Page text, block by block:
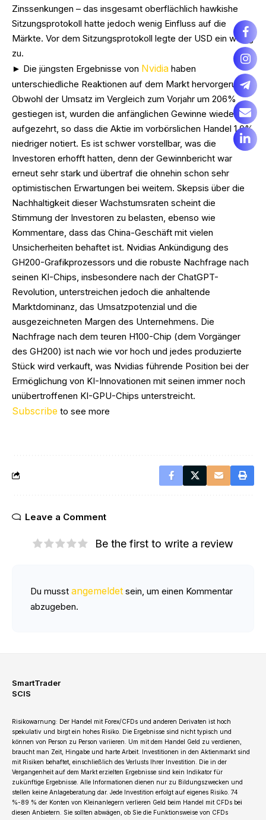
Zinssenkungen – das insgesamt oberflächlich hawkishe
Sitzungsprotokoll hatte jedoch wenig Einfluss auf die
Märkte. Vor dem Sitzungsprotokoll legte der USD ein wenig
zu.
► Die jüngsten Ergebnisse von Nvidia haben
unterschiedliche Reaktionen auf dem Markt hervorgerufen.
Obwohl der Umsatz im Vergleich zum Vorjahr um 206%
gestiegen ist, wurden die anfänglichen Gewinne wieder
aufgezehrt, so dass die Aktie im vorbörslichen Handel 1,0%
niedriger notiert. Es ist schwer vorstellbar, was die
Investoren erhofft hatten, denn der Gewinnbericht war
erneut sehr stark und übertraf die ohnehin schon sehr
optimistischen Erwartungen bei weitem. Skepsis über die
Nachhaltigkeit dieser Wachstumsraten scheint die
Stimmung der Investoren zu belasten, ebenso wie
Kommentare, dass das China-Geschäft mit vielen
Unsicherheiten behaftet ist. Nvidias Ankündigung des
GH200-Grafikprozessors und die robuste Nachfrage nach
seinen KI-Chips, insbesondere nach der ChatGPT-
Revolution, unterstreichen jedoch die anhaltende
Marktdominanz, das Umsatzpotenzial und die
ausgezeichneten Margen des Unternehmens. Die
Nachfrage nach dem teuren H100-Chip (dem Vorgänger
des GH200) ist nach wie vor hoch und jedes produzierte
Stück wird verkauft, was Nvidias führende Position bei der
Ermöglichung von KI-Innovationen mit seinen immer noch
unübertroffenen KI-GPU-Chips unterstreicht.
Subscribe to see more
Leave a Comment
Be the first to write a review
Du musst angemeldet sein, um einen Kommentar
abzugeben.
SmartTrader
SCIS
Risikowarnung: Der Handel mit Forex/CFDs und anderen Derivaten ist hoch
spekulativ und birgt ein hohes Risiko. Die Ergebnisse sind nicht typisch und
können von Person zu Person variieren. Um mit dem Handel Geld zu verdienen,
braucht man Zeit, Hingabe und harte Arbeit. Investitionen in den Aktienmarkt sind
mit Risiken behaftet, einschließlich des Verlusts Ihrer Investition. Die in der
Vergangenheit auf dem Markt erzielten Ergebnisse sind kein Indikator für
zukünftige Ergebnisse. Alle Informationen dienen nur zu Bildungszwecken und
stellen keine Anlageberatung dar. Jede Investition erfolgt auf eigenes Risiko. 74
%-89 % der Konten von Kleinanlegern verlieren Geld beim Handel mit CFDs bei
diesen Anbietern. Sie sollten abwägen, ob Sie die Funktionsweise von CFDs